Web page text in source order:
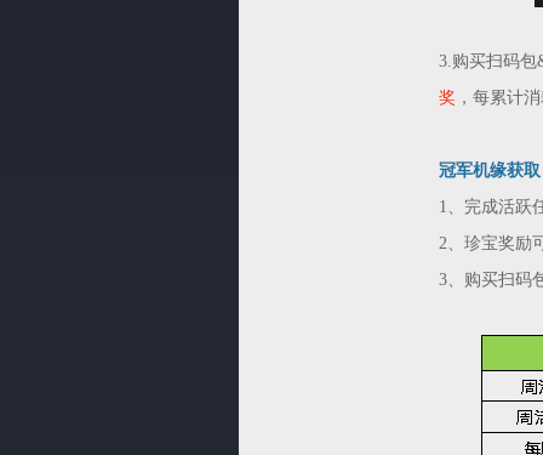
3.购买扫码包
奖 ，每累计
冠军机缘获取
1、完成活跃
2、珍宝奖励
3、购买扫码